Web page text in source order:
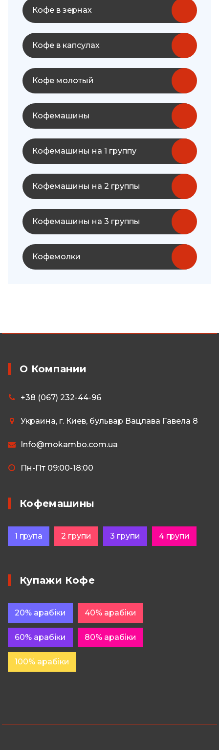
Кофе в зернах
Кофе в капсулах
Кофе молотый
Кофемашины
Кофемашины на 1 группу
Кофемашины на 2 группы
Кофемашины на 3 группы
Кофемолки
О Компании
+38 (067) 232-44-96
Украина, г. Киев, бульвар Вацлава Гавела 8
Info@mokambo.com.ua
Пн-Пт 09:00-18:00
Кофемашины
1 група 2 групи 3 групи 4 групи
Купажи Кофе
20% арабіки 40% арабіки
60% арабіки 80% арабіки
100% арабіки